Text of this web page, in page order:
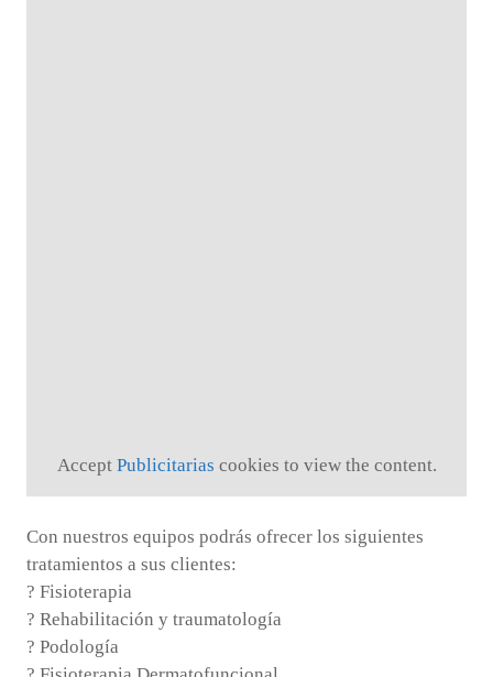
Accept Publicitarias cookies to view the content.
Con nuestros equipos podrás ofrecer los siguientes
tratamientos a sus clientes:
? Fisioterapia
? Rehabilitación y traumatología
? Podología